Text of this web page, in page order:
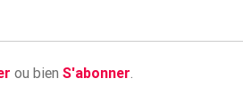
ou bienS'abonner